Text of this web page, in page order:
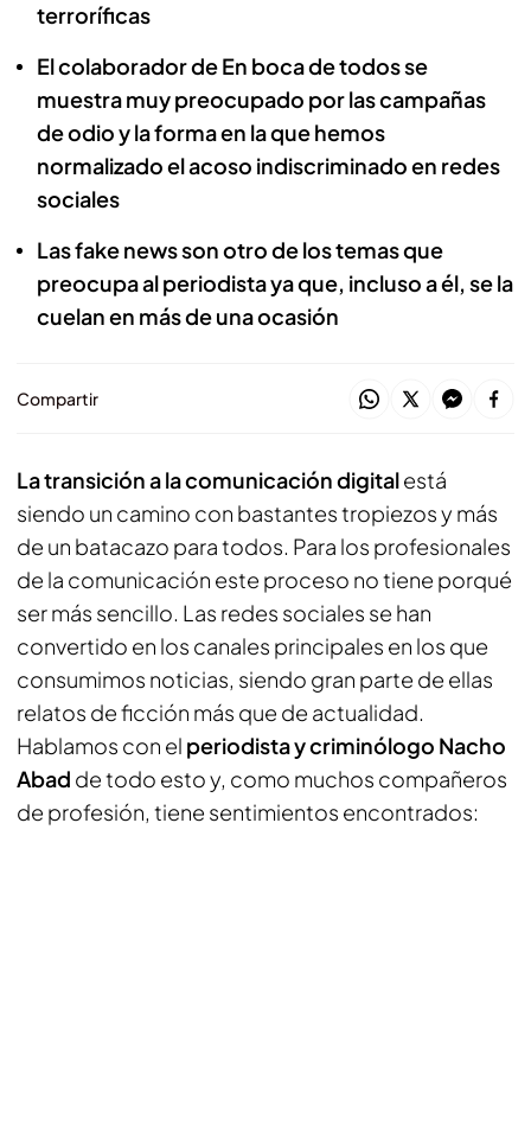
terroríficas
El colaborador de En boca de todos se
muestra muy preocupado por las campañas
de odio y la forma en la que hemos
normalizado el acoso indiscriminado en redes
sociales
Las fake news son otro de los temas que
preocupa al periodista ya que, incluso a él, se la
cuelan en más de una ocasión
Compartir
La transición a la comunicación digitalestá
siendo un camino con bastantes tropiezos y más
de un batacazo para todos. Para los profesionales
de la comunicación este proceso no tiene porqué
ser más sencillo. Las redes sociales se han
convertido en los canales principales en los que
consumimos noticias, siendo gran parte de ellas
relatos de ficción más que de actualidad.
Hablamos con el periodista y criminólogo Nacho
Abad de todo esto y, como muchos compañeros
de profesión, tiene sentimientos encontrados: